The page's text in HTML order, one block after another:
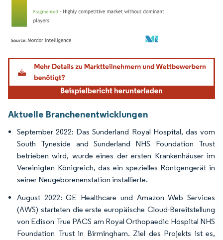
Bild © Mordor Intelligence. Wiederverwendung erfordert Namensnennung gemäß
Aktuelle Branchenentwicklungen
September 2022: Das Sunderland Royal Hospital, das vom
South Tyneside and Sunderland NHS Foundation Trust
betrieben wird, wurde eines der ersten Krankenhäuser im
Vereinigten Königreich, das ein spezielles Röntgengerät in
seiner Neugeborenenstation installierte.
August 2022: GE Healthcare und Amazon Web Services
(AWS) starteten die erste europäische Cloud-Bereitstellung
von Edison True PACS am Royal Orthopaedic Hospital NHS
Foundation Trust in Birmingham. Ziel des Projekts ist es,